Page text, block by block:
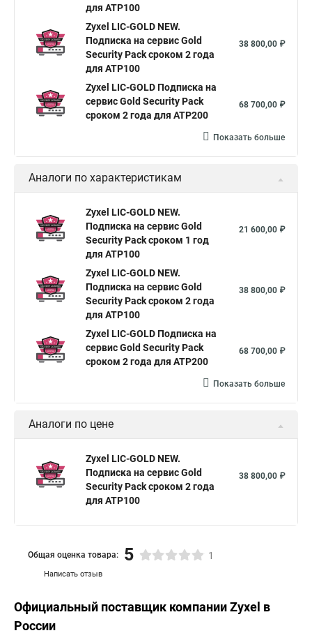
для ATP100
Zyxel LIC-GOLD NEW.
Подписка на сервис Gold
Security Pack сроком 2 года
для ATP100
38 800,00 ₽
Zyxel LIC-GOLD Подписка на
сервис Gold Security Pack
сроком 2 года для ATP200
68 700,00 ₽
Показать больше
Аналоги по характеристикам
Zyxel LIC-GOLD NEW.
Подписка на сервис Gold
Security Pack сроком 1 год
для ATP100
21 600,00 ₽
Zyxel LIC-GOLD NEW.
Подписка на сервис Gold
Security Pack сроком 2 года
для ATP100
38 800,00 ₽
Zyxel LIC-GOLD Подписка на
сервис Gold Security Pack
сроком 2 года для ATP200
68 700,00 ₽
Показать больше
Аналоги по цене
Zyxel LIC-GOLD NEW.
Подписка на сервис Gold
Security Pack сроком 2 года
для ATP100
38 800,00 ₽
Написать отзыв
Общая оценка товара: 5 1
Официальный поставщик компанииZyxel в
России